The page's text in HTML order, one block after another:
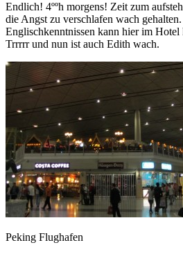
Endlich! 4ººh morgens! Zeit zum
die Angst zu verschlafen wach
Englischkenntnissen kann hier im
Trrrrr und nun ist auch Edith wach.
Peking Flughafen